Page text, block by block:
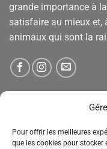
Pour offrir les meilleures
que les cookies pour
grande importance à
satisfaire au mieux et,
animaux qui sont la
Tenez-vous informé